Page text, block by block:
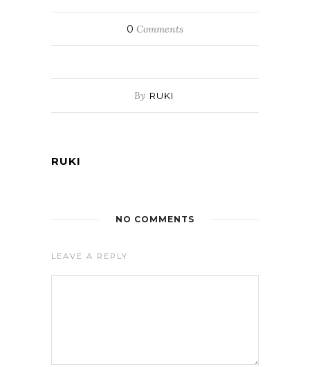
0 Comments
By RUKI
RUKI
NO COMMENTS
LEAVE A REPLY